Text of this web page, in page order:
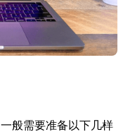
般需要准备以下几样